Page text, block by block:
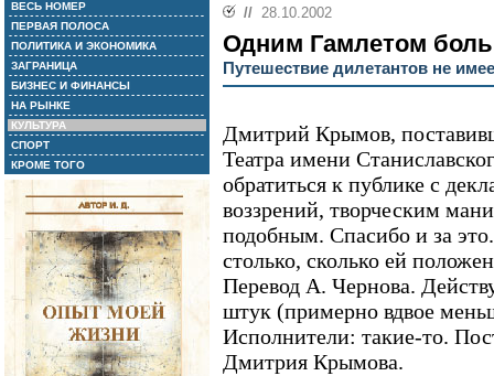
ВЕСЬ НОМЕР
ПЕРВАЯ ПОЛОСА
ПОЛИТИКА И ЭКОНОМИКА
ЗАГРАНИЦА
БИЗНЕС И ФИНАНСЫ
НА РЫНКЕ
КУЛЬТУРА
СПОРТ
КРОМЕ ТОГО
// 28.10.2002
Одним Гамлетом
Путешествие дилетантов не
Дмитрий Крымов,
Театра имени
обратиться к публике с
воззрений, творческим
подобным. Спасибо и за
столько, сколько ей
Перевод А. Чернова.
штук (примерно вдвое
Исполнители: такие-то.
Дмитрия Крымова.